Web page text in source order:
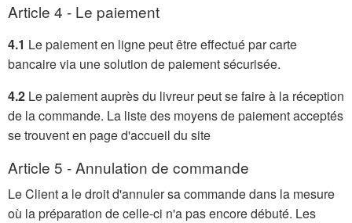
Article 4 - Le paiement
4.1 Le paiement en ligne peut être effectué par carte
bancaire via une solution de paiement sécurisée.
4.2 Le paiement auprès du livreur peut se faire à la réception
de la commande. La liste des moyens de paiement acceptés
se trouvent en page d'accueil du site
Article 5 - Annulation de commande
Le Client a le droit d'annuler sa commande dans la mesure
où la préparation de celle-ci n'a pas encore débuté. Les